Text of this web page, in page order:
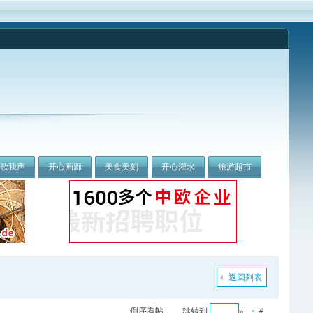
我声 开心画廊 美食美刻 开心灌水 旅游超市
返回列表
#
倒序看帖